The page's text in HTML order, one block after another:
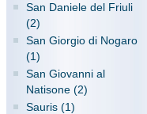
San Daniele del Friuli
(2)
San Giorgio di Nogaro
(1)
San Giovanni al
Natisone (2)
Sauris (1)